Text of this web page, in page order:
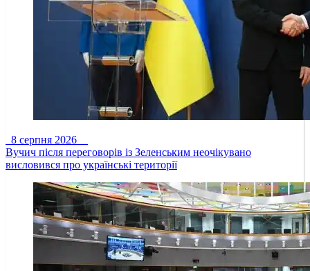
8 серпня 2026
Вучич після переговорів із Зеленським неочікувано
висловився про українські території